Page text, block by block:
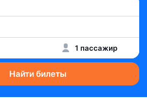
1 пассажир
Найти билеты